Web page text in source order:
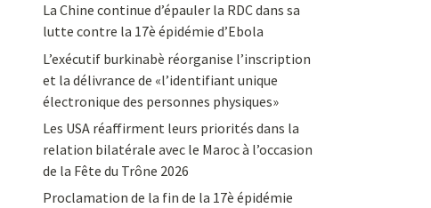
La Chine continue d’épauler la RDC dans sa
lutte contre la 17è épidémie d’Ebola
L’exécutif burkinabè réorganise l’inscription
et la délivrance de «l’identifiant unique
électronique des personnes physiques»
Les USA réaffirment leurs priorités dans la
relation bilatérale avec le Maroc à l’occasion
de la Fête du Trône 2026
Proclamation de la fin de la 17è épidémie